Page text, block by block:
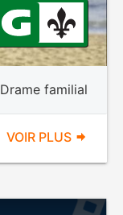
Drame familial
VOIR PLUS